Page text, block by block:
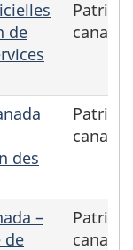
de
des
–
de